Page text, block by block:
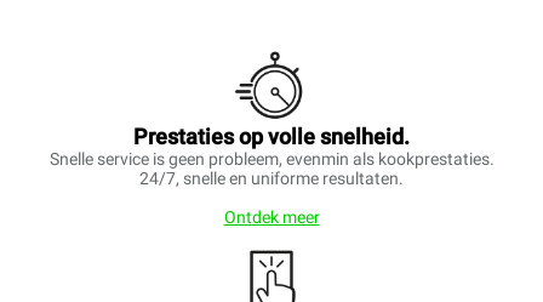
Prestaties op volle snelheid.
Snelle service is geen probleem, evenmin als kookprestaties.
24/7, snelle en uniforme resultaten.
Ontdek meer